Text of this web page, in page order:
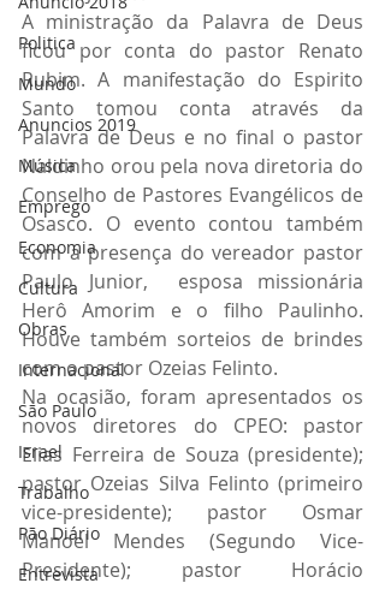
Politica
Mundo
Anuncios 2019
Música
Emprego
Economia
Cultura
Obras
Internacional
São Paulo
Israel
Trabalho
Pão Diário
Entrevista
A ministração da Palavra de Deus
ficou por conta do pastor Renato
Rubim. A manifestação do Espirito
Santo tomou conta através da
Palavra de Deus e no final o pastor
Naldinho orou pela nova diretoria do
Conselho de Pastores Evangélicos de
Osasco. O evento contou também
com a presença do vereador pastor
Paulo Junior,  esposa missionária
Herô Amorim e o filho Paulinho.
Houve também sorteios de brindes
com o pastor Ozeias Felinto.
Na ocasião, foram apresentados os
novos diretores do CPEO: pastor
Elias Ferreira de Souza (presidente);
pastor Ozeias Silva Felinto (primeiro
vice-presidente); pastor Osmar
Manoel Mendes (Segundo Vice-
Presidente); pastor Horácio